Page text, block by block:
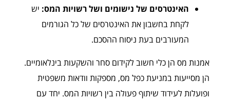
האינטרסים של נישומים ושל רשויות המס: יש
לקחת בחשבון את האינטרסים של כל הגורמים
המעורבים בעת ניסוח ההסכם.
אמנות מס הן כלי חשוב לקידום סחר והשקעות בינלאומיים.
הן מסייעות במניעת כפל מס, מספקות וודאות משפטית
ופועלות לעידוד שיתוף פעולה בין רשויות המס. יחד עם